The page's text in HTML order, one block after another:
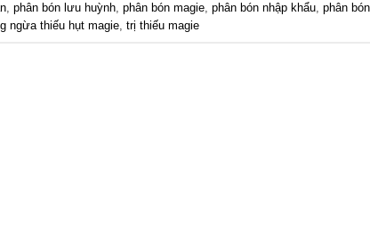
, phân bón lưu huỳnh, phân bón magie, phân bón nhập khẩu, phân
ngừa thiếu hụt magie, trị thiếu magie